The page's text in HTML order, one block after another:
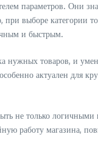
параметров. Они
выборе категории
и быстрым.
нужных товаров, и
актуален для
не только
работу магазина,